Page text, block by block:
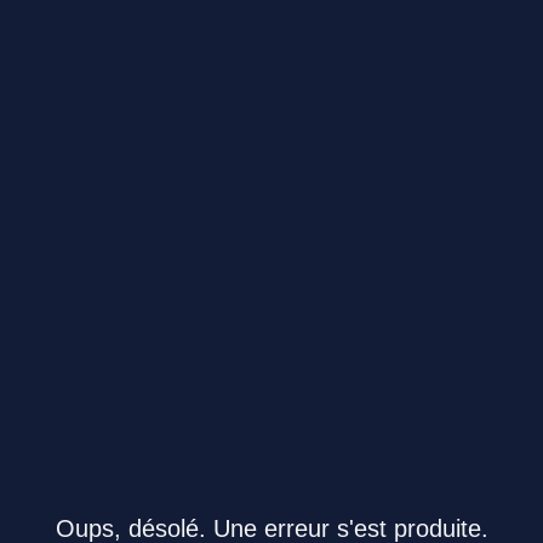
Oups, désolé. Une erreur s'est produite.